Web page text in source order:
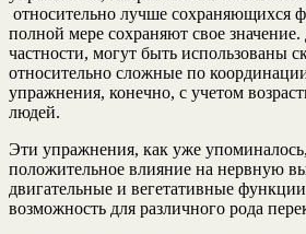
относительно лучше сохраняющихся
полной мере сохраняют свое
частности, могут быть использованы
относительно сложные по
упражнения, конечно, с учетом
людей.
Эти упражнения, как уже
положительное влияние на нервную
двигательные и вегетативные
возможность для различного рода